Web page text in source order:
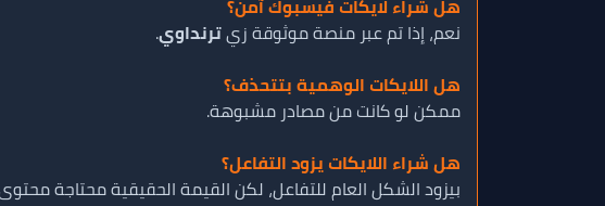
هل شراء لايكات فيسبوك آمن؟
نعم، إذا تم عبر منصة موثوقة زيترنداوي.
هل اللايكات الوهمية بتتحذف؟
ممكن لو كانت من مصادر مشبوهة.
هل شراء اللايكات يزود التفاعل؟
بيزود الشكل العام للتفاعل، لكن القيمة الحقيقية محتاجة